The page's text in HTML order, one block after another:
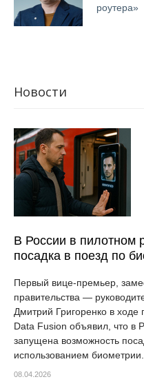
роутера»
Новости
В России в пилотном
посадка в поезд по
Первый вице-премьер,
правительства —
Дмитрий Григоренко в
Data Fusion объявил, что в
запущена возможность
использованием биометрии.
08.04.2026